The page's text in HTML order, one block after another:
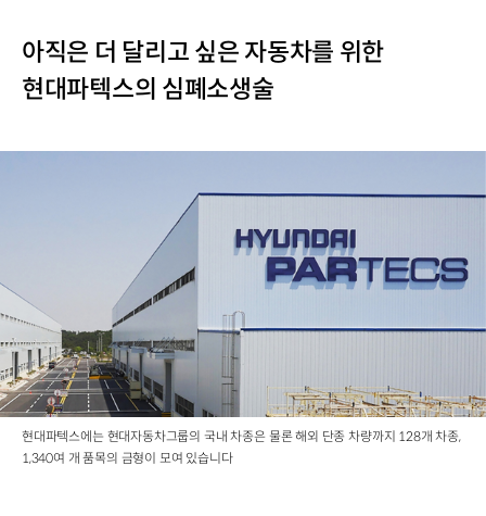
아직은 더 달리고 싶은 자동차를 위한
현대파텍스의 심폐소생술
현대파텍스에는 현대자동차그룹의 국내 차종은 물론 해외 단종 차량까지 128개 차종,
1,340여 개 품목의 금형이 모여 있습니다